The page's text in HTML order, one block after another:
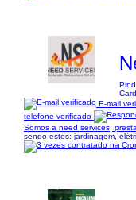
E-mail
telefone verificado
Somos a need services,
sendo estes: jardinagem,